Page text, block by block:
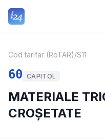
Cod tarifar (RoTAR)/S11
60 CAPITOL
MATERIALE
CROȘETATE